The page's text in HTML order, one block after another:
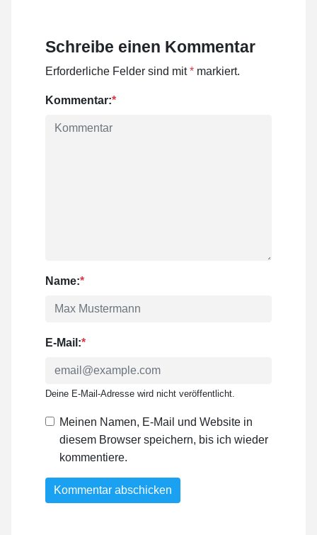
Schreibe einen Kommentar
Erforderliche Felder sind mit* markiert.
Kommentar:*
Name:*
E-Mail:*
Deine E-Mail-Adresse wird nicht veröffentlicht.
Meinen Namen, E-Mail und Website in
diesem Browser speichern, bis ich wieder
kommentiere.